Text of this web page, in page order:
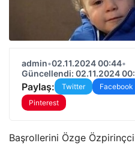
admin•02.11.2024 00:44•
Güncellendi: 02.11.2024
Paylaş: Twitter Facebook
Pinterest
Başrollerini Özge